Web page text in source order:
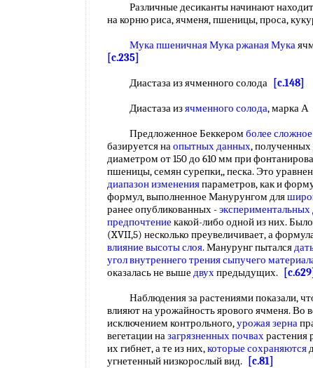
Различные десиканты начинают
на корню риса, ячменя, пшеницы, проса,
Мука пшеничная Мукаржаная Мука
[c.235]
Диастаза из ячменного солода
[c.148]
Диастаза изячменного солода, марка А
Предложенное Беккером более сложное
базируется наопытных данных, полученных
диаметром от 150 до 610 мм при
пшеницы, семян сурепки,, песка. Это
диапазон измененияпараметров, как и
формул, выполненное Манурунгом для
ранее опубликованных -
предпочтение какой-либо одной из них.
(XVII,5) несколько преувеличивает, а
влияние высоты слоя. Манурунг пытался
угол внутреннего трениясыпучего
оказалась не выше двухпредыдущих.
[c.629]
Наблюдения за растениями показали,
влияют на урожайность ярового ячменя. Во
исключением контрольного,урожая зерна
вегетации назагрязненных почвахрастения
их гибнет, а те из них,которые сохраняются
угнетенный низкорослый вид.
[c.81]